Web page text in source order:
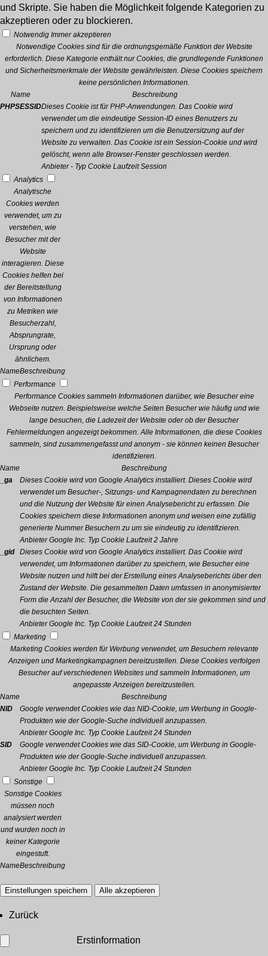
und Skripte. Sie haben die Möglichkeit folgende Kategorien zu
akzeptieren oder zu blockieren.
Notwendig Immer akzeptieren
Notwendige Cookies sind für die ordnungsgemäße Funktion der Website
erforderlich. Diese Kategorie enthält nur Cookies, die grundlegende Funktionen
und Sicherheitsmerkmale der Website gewährleisten. Diese Cookies speichern
keine persönlichen Informationen.
Name
Beschreibung
PHPSESSIDDieses Cookie ist für PHP-Anwendungen. Das Cookie wird
verwendet um die eindeutige Session-ID eines Benutzers zu
speichern und zu identifizieren um die Benutzersitzung auf der
Website zu verwalten. Das Cookie ist ein Session-Cookie und wird
gelöscht, wenn alle Browser-Fenster geschlossen werden.
Anbieter - Typ Cookie Laufzeit Session
Analytics
Analytische
Cookies werden
verwendet, um zu
verstehen, wie
Besucher mit der
Website
interagieren. Diese
Cookies helfen bei
der Bereitstellung
von Informationen
zu Metriken wie
Besucherzahl,
Absprungrate,
Ursprung oder
ähnlichem.
NameBeschreibung
Performance
Performance Cookies sammeln Informationen darüber, wie Besucher eine
Webseite nutzen. Beispielsweise welche Seiten Besucher wie häufig und wie
lange besuchen, die Ladezeit der Website oder ob der Besucher
Fehlermeldungen angezeigt bekommen. Alle Informationen, die diese Cookies
sammeln, sind zusammengefasst und anonym - sie können keinen Besucher
identifizieren.
Name
Beschreibung
_ga
Dieses Cookie wird von Google Analytics installiert. Dieses Cookie wird
verwendet um Besucher-, Sitzungs- und Kampagnendaten zu berechnen
und die Nutzung der Website für einen Analysebericht zu erfassen. Die
Cookies speichern diese Informationen anonym und weisen eine zufällig
generierte Nummer Besuchern zu um sie eindeutig zu identifizieren.
Anbieter Google Inc. Typ Cookie Laufzeit 2 Jahre
_gid
Dieses Cookie wird von Google Analytics installiert. Das Cookie wird
verwendet, um Informationen darüber zu speichern, wie Besucher eine
Website nutzen und hilft bei der Erstellung eines Analyseberichts über den
Zustand der Website. Die gesammelten Daten umfassen in anonymisierter
Form die Anzahl der Besucher, die Website von der sie gekommen sind und
die besuchten Seiten.
Anbieter Google Inc. Typ Cookie Laufzeit 24 Stunden
Marketing
Marketing Cookies werden für Werbung verwendet, um Besuchern relevante
Anzeigen und Marketingkampagnen bereitzustellen. Diese Cookies verfolgen
Besucher auf verschiedenen Websites und sammeln Informationen, um
angepasste Anzeigen bereitzustellen.
Name
Beschreibung
NID
Google verwendet Cookies wie das NID-Cookie, um Werbung in Google-
Produkten wie der Google-Suche individuell anzupassen.
Anbieter Google Inc. Typ Cookie Laufzeit 24 Stunden
SID
Google verwendet Cookies wie das SID-Cookie, um Werbung in Google-
Produkten wie der Google-Suche individuell anzupassen.
Anbieter Google Inc. Typ Cookie Laufzeit 24 Stunden
Sonstige
Sonstige Cookies
müssen noch
analysiert werden
und wurden noch in
keiner Kategorie
eingestuft.
NameBeschreibung
Einstellungen speichern Alle akzeptieren
Zurück
Erstinformation